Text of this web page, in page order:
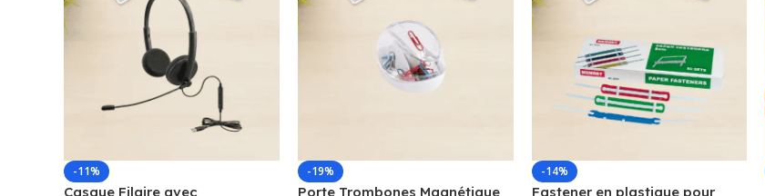
-11%
Casque Filaire avec
-19%
Porte Trombones Magnétique
-14%
Fastener en plastique pour